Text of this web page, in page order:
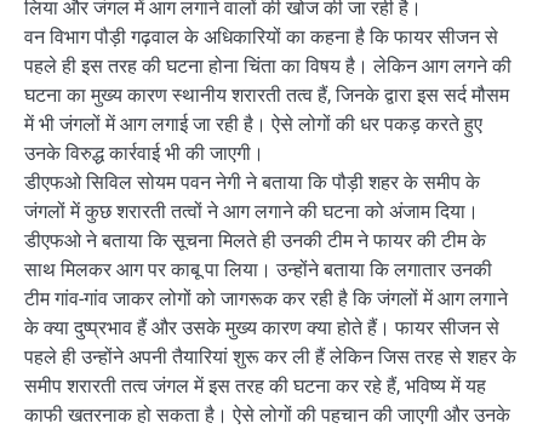
लिया और जंगल में आग लगाने वालों की खोज की जा रही है।
वन विभाग पौड़ी गढ़वाल के अधिकारियों का कहना है कि फायर सीजन से
पहले ही इस तरह की घटना होना चिंता का विषय है। लेकिन आग लगने की
घटना का मुख्य कारण स्थानीय शरारती तत्व हैं, जिनके द्वारा इस सर्द मौसम
में भी जंगलों में आग लगाई जा रही है। ऐसे लोगों की धर पकड़ करते हुए
उनके विरुद्ध कार्रवाई भी की जाएगी।
डीएफओ सिविल सोयम पवन नेगी ने बताया कि पौड़ी शहर के समीप के
जंगलों में कुछ शरारती तत्वों ने आग लगाने की घटना को अंजाम दिया।
डीएफओ ने बताया कि सूचना मिलते ही उनकी टीम ने फायर की टीम के
साथ मिलकर आग पर काबू पा लिया। उन्होंने बताया कि लगातार उनकी
टीम गांव-गांव जाकर लोगों को जागरूक कर रही है कि जंगलों में आग लगाने
के क्या दुष्प्रभाव हैं और उसके मुख्य कारण क्या होते हैं। फायर सीजन से
पहले ही उन्होंने अपनी तैयारियां शुरू कर ली हैं लेकिन जिस तरह से शहर के
समीप शरारती तत्व जंगल में इस तरह की घटना कर रहे हैं, भविष्य में यह
काफी खतरनाक हो सकता है। ऐसे लोगों की पहचान की जाएगी और उनके